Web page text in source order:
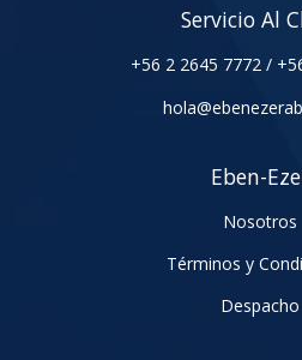
Servicio Al
+56 2 2645 7772 /
Eben-
Nosotros
Términos y
Despacho